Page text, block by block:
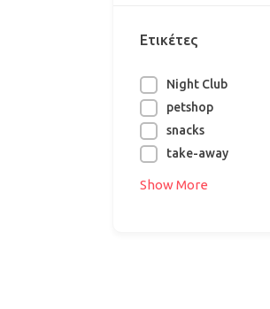
Ετικέτες
Night Club
petshop
snacks
take-away
Show More